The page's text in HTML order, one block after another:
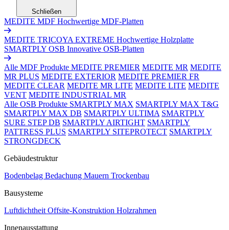
Schließen
MEDITE MDF Hochwertige MDF-Platten
MEDITE TRICOYA EXTREME Hochwertige Holzplatte
SMARTPLY OSB Innovative OSB-Platten
Alle MDF Produkte MEDITE PREMIER MEDITE MR MEDITE
MR PLUS MEDITE EXTERIOR MEDITE PREMIER FR
MEDITE CLEAR MEDITE MR LITE MEDITE LITE MEDITE
VENT MEDITE INDUSTRIAL MR
Alle OSB Produkte SMARTPLY MAX SMARTPLY MAX T&G
SMARTPLY MAX DB SMARTPLY ULTIMA SMARTPLY
SURE STEP DB SMARTPLY AIRTIGHT SMARTPLY
PATTRESS PLUS SMARTPLY SITEPROTECT SMARTPLY
STRONGDECK
Gebäudestruktur
Bodenbelag Bedachung Mauern Trockenbau
Bausysteme
Luftdichtheit Offsite-Konstruktion Holzrahmen
Innenausstattung